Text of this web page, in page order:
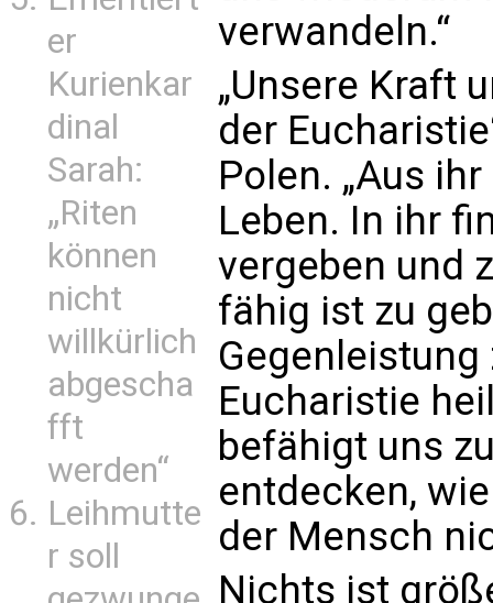
er
Kurienkar
dinal
Sarah:
„Riten
können
nicht
willkürlich
abgescha
fft
werden“
Leihmutte
r soll
verwandeln.“
„Unsere Kraft
der
Polen. „Aus
Leben. In ihr
vergeben und
fähig ist zu
Eucharistie
befähigt uns
entdecken,
der Mensch
Nichts ist